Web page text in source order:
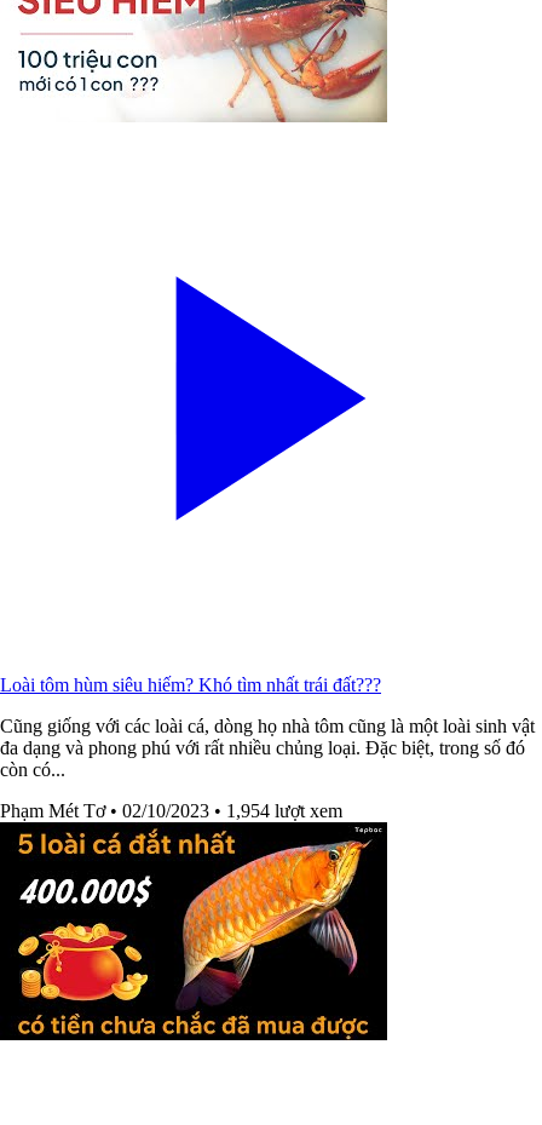
Loài tôm hùm siêu hiếm? Khó tìm nhất trái đất???
Cũng giống với các loài cá, dòng họ nhà tôm cũng là một loài sinh vật
đa dạng và phong phú với rất nhiều chủng loại. Đặc biệt, trong số đó
còn có...
Phạm Mét Tơ • 02/10/2023 • 1,954 lượt xem